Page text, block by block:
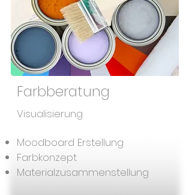
Farbberatung
Visualisierung
Moodboard Erstellung
Farbkonzept
Materialzusammenstellung